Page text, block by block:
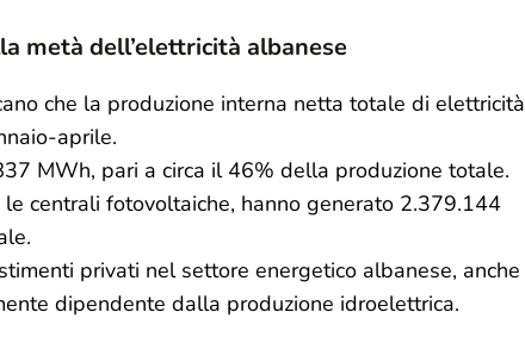
metà dell’elettricità albanese
che la produzione interna netta totale di elettricità
aprile.
MWh, pari a circa il 46% della produzione totale.
centrali fotovoltaiche, hanno generato 2.379.144
privati nel settore energetico albanese, anche
dipendente dalla produzione idroelettrica.